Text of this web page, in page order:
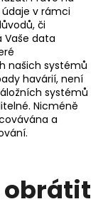
v rámci
či
Vaše data
našich systémů
havárií, není
systémů
Nicméně
a
obrátit